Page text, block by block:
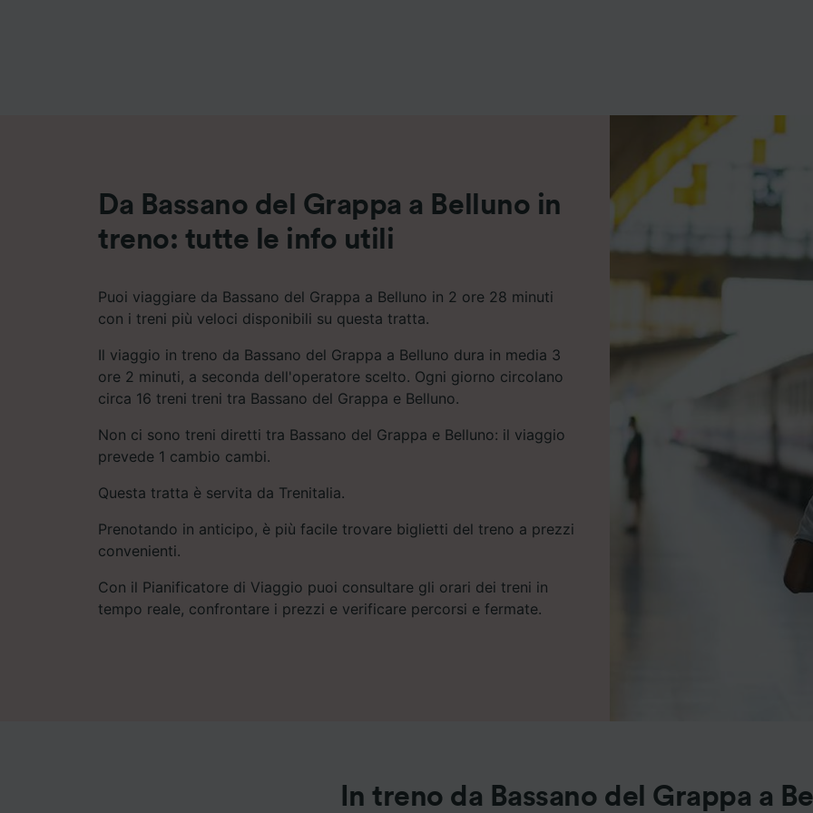
Da Bassano del Grappa a Belluno in
treno: tutte le info utili
Puoi viaggiare da Bassano del Grappa a Belluno in 2 ore 28 minuti
con i treni più veloci disponibili su questa tratta.
Il viaggio in treno da Bassano del Grappa a Belluno dura in media 3
ore 2 minuti, a seconda dell'operatore scelto. Ogni giorno circolano
circa 16 treni treni tra Bassano del Grappa e Belluno.
Non ci sono treni diretti tra Bassano del Grappa e Belluno: il viaggio
prevede 1 cambio cambi.
Questa tratta è servita da Trenitalia.
Prenotando in anticipo, è più facile trovare biglietti del treno a prezzi
convenienti.
Con il Pianificatore di Viaggio puoi consultare gli orari dei treni in
tempo reale, confrontare i prezzi e verificare percorsi e fermate.
In treno da Bassano del Grappa a